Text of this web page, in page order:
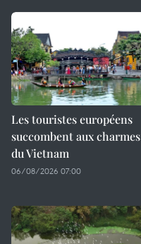
Les touristes européens
succombent aux charmes
du Vietnam
06/08/2026 07:00